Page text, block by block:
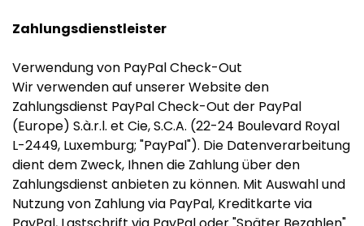
Zahlungsdienstleister
Verwendung von PayPal Check-Out
Wir verwenden auf unserer Website den
Zahlungsdienst PayPal Check-Out der PayPal
(Europe) S.à.r.l. et Cie, S.C.A. (22-24 Boulevard Royal
L-2449, Luxemburg; "PayPal"). Die Datenverarbeitung
dient dem Zweck, Ihnen die Zahlung über den
Zahlungsdienst anbieten zu können. Mit Auswahl und
Nutzung von Zahlung via PayPal, Kreditkarte via